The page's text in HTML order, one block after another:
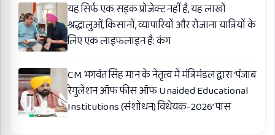
यह सिर्फ एक सड़क प्रोजेक्ट नहीं है, यह लाखों
श्रद्धालुओं, किसानों, व्यापारियों और रोजाना यात्रियों के
लिए एक लाइफलाइन है: कंग
CM भगवंत सिंह मान के नेतृत्व में मंत्रिमंडल द्वारा ‘पंजाब
रेगुलेशन ऑफ फीस ऑफ Unaided Educational
Institutions (संशोधन) विधेयक-2026’ पास